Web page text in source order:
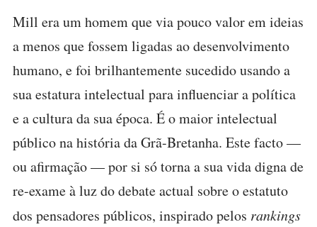
Mill era um homem que via pouco valor em ideias
a menos que fossem ligadas ao desenvolvimento
humano, e foi brilhantemente sucedido usando a
sua estatura intelectual para influenciar a política
e a cultura da sua época. É o maior intelectual
público na história da Grã-Bretanha. Este facto —
ou afirmação — por si só torna a sua vida digna de
re-exame à luz do debate actual sobre o estatuto
dos pensadores públicos, inspirado pelos rankings